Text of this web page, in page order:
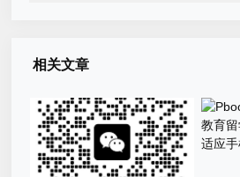
相关文章